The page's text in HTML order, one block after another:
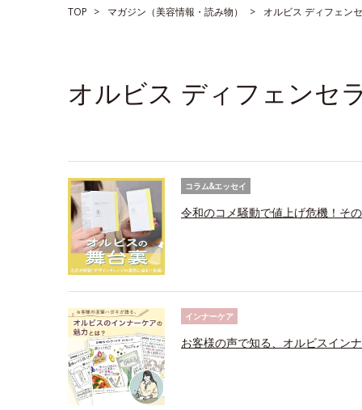
TOP マガジン（美容情報・読み物） オルビス ディフェン
オルビス ディフェンセ
コラム&エッセイ
令和のコメ騒動で値上げ危機！そ
インナーケア
お客様の声で知る、オルビスイン